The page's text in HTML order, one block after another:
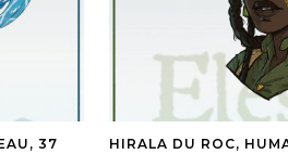
37
HIRALA DU ROC,